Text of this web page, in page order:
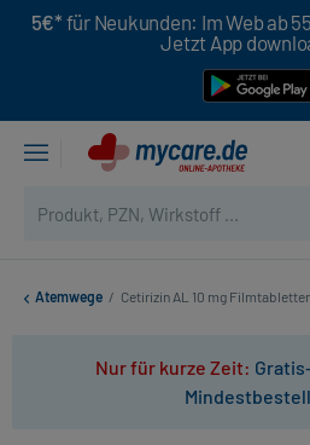
5€* für Neukunden: Im Web ab
Jetzt App
Atemwege / Cetirizin AL 10 mg
Nur für kurze Zeit: